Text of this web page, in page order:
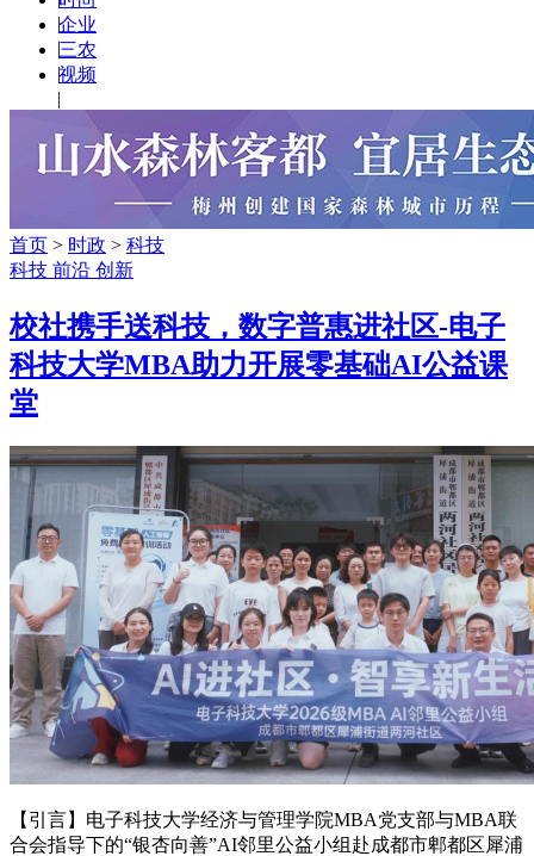
|企业
|三农
|视频
|
首页 > 时政 > 科技
科技 前沿 创新
校社携手送科技，数字普惠进社区-电子
科技大学MBA助力开展零基础AI公益课
堂
【引言】电子科技大学经济与管理学院MBA党支部与MBA联
合会指导下的“银杏向善”AI邻里公益小组赴成都市郫都区犀浦